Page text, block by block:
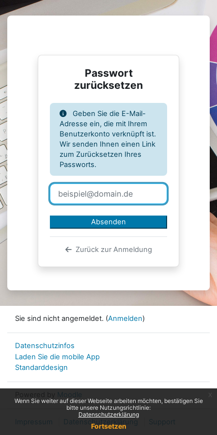
Zum Hauptinhalt
Wenn Sie weiter auf dieser Webseite arbeiten möchten, bestätigen Sie
bitte unsere Nutzungsrichtlinie:
Datenschutzerklärung
Fortsetzen
Passwort
zurücksetzen
Geben Sie die E-Mail-
Adresse ein, die mit Ihrem
Benutzerkonto verknüpft ist.
Wir senden Ihnen einen Link
zum Zurücksetzen Ihres
Passworts.
E-Mail-Adresse
Absenden
Zurück zur Anmeldung
Sie sind nicht angemeldet. (Anmelden)
Datenschutzinfos
Laden Sie die mobile App
Standarddesign
Moodle
Impressum Datenschutzerklärung Support